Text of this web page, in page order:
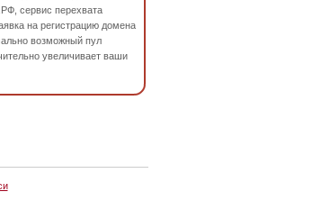
сервис перехвата
на регистрацию домена
возможный пул
увеличивает ваши